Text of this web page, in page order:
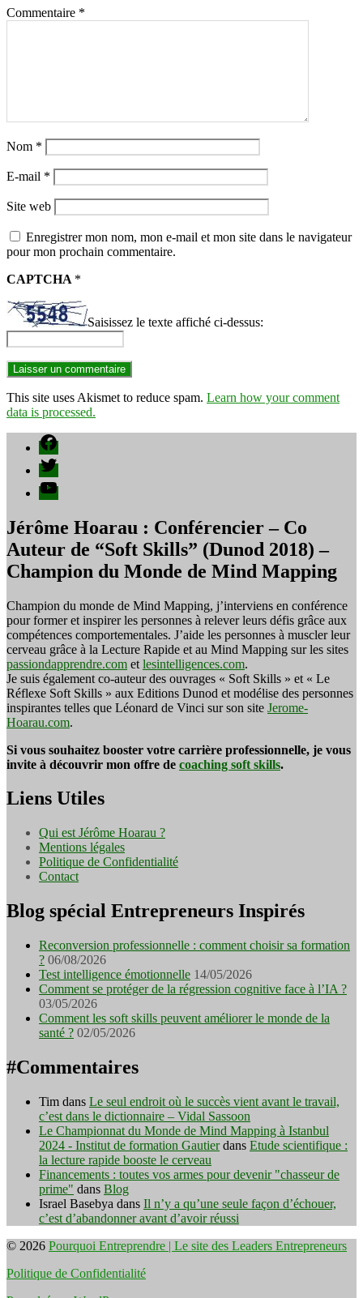
Commentaire *
Nom *
E-mail *
Site web
Enregistrer mon nom, mon e-mail et mon site dans le navigateur
pour mon prochain commentaire.
CAPTCHA *
Saisissez le texte affiché ci-dessus:
This site uses Akismet to reduce spam. Learn how your comment
data is processed.
Facebook
Twitter
YouTube
Jérôme Hoarau : Conférencier – Co
Auteur de “Soft Skills” (Dunod 2018) –
Champion du Monde de Mind Mapping
Champion du monde de Mind Mapping, j’interviens en conférence
pour former et inspirer les personnes à relever leurs défis grâce aux
compétences comportementales. J’aide les personnes à muscler leur
cerveau grâce à la Lecture Rapide et au Mind Mapping sur les sites
passiondapprendre.com et lesintelligences.com.
Je suis également co-auteur des ouvrages « Soft Skills » et « Le
Réflexe Soft Skills » aux Editions Dunod et modélise des personnes
inspirantes telles que Léonard de Vinci sur son site Jerome-
Hoarau.com.
Si vous souhaitez booster votre carrière professionnelle, je vous
invite à découvrir mon offre de coaching soft skills.
Liens Utiles
Qui est Jérôme Hoarau ?
Mentions légales
Politique de Confidentialité
Contact
Blog spécial Entrepreneurs Inspirés
Reconversion professionnelle : comment choisir sa formation
? 06/08/2026
Test intelligence émotionnelle 14/05/2026
Comment se protéger de la régression cognitive face à l’IA ?
03/05/2026
Comment les soft skills peuvent améliorer le monde de la
santé ? 02/05/2026
#Commentaires
Tim dans Le seul endroit où le succès vient avant le travail,
c’est dans le dictionnaire – Vidal Sassoon
Le Championnat du Monde de Mind Mapping à Istanbul
2024 - Institut de formation Gautierdans Etude scientifique :
la lecture rapide booste le cerveau
Financements : toutes vos armes pour devenir "chasseur de
prime" dans Blog
Israel Basebya dans Il n’y a qu’une seule façon d’échouer,
c’est d’abandonner avant d’avoir réussi
© 2026 Pourquoi Entreprendre | Le site des Leaders Entrepreneurs
Politique de Confidentialité